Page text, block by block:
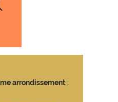
arrondissement ;